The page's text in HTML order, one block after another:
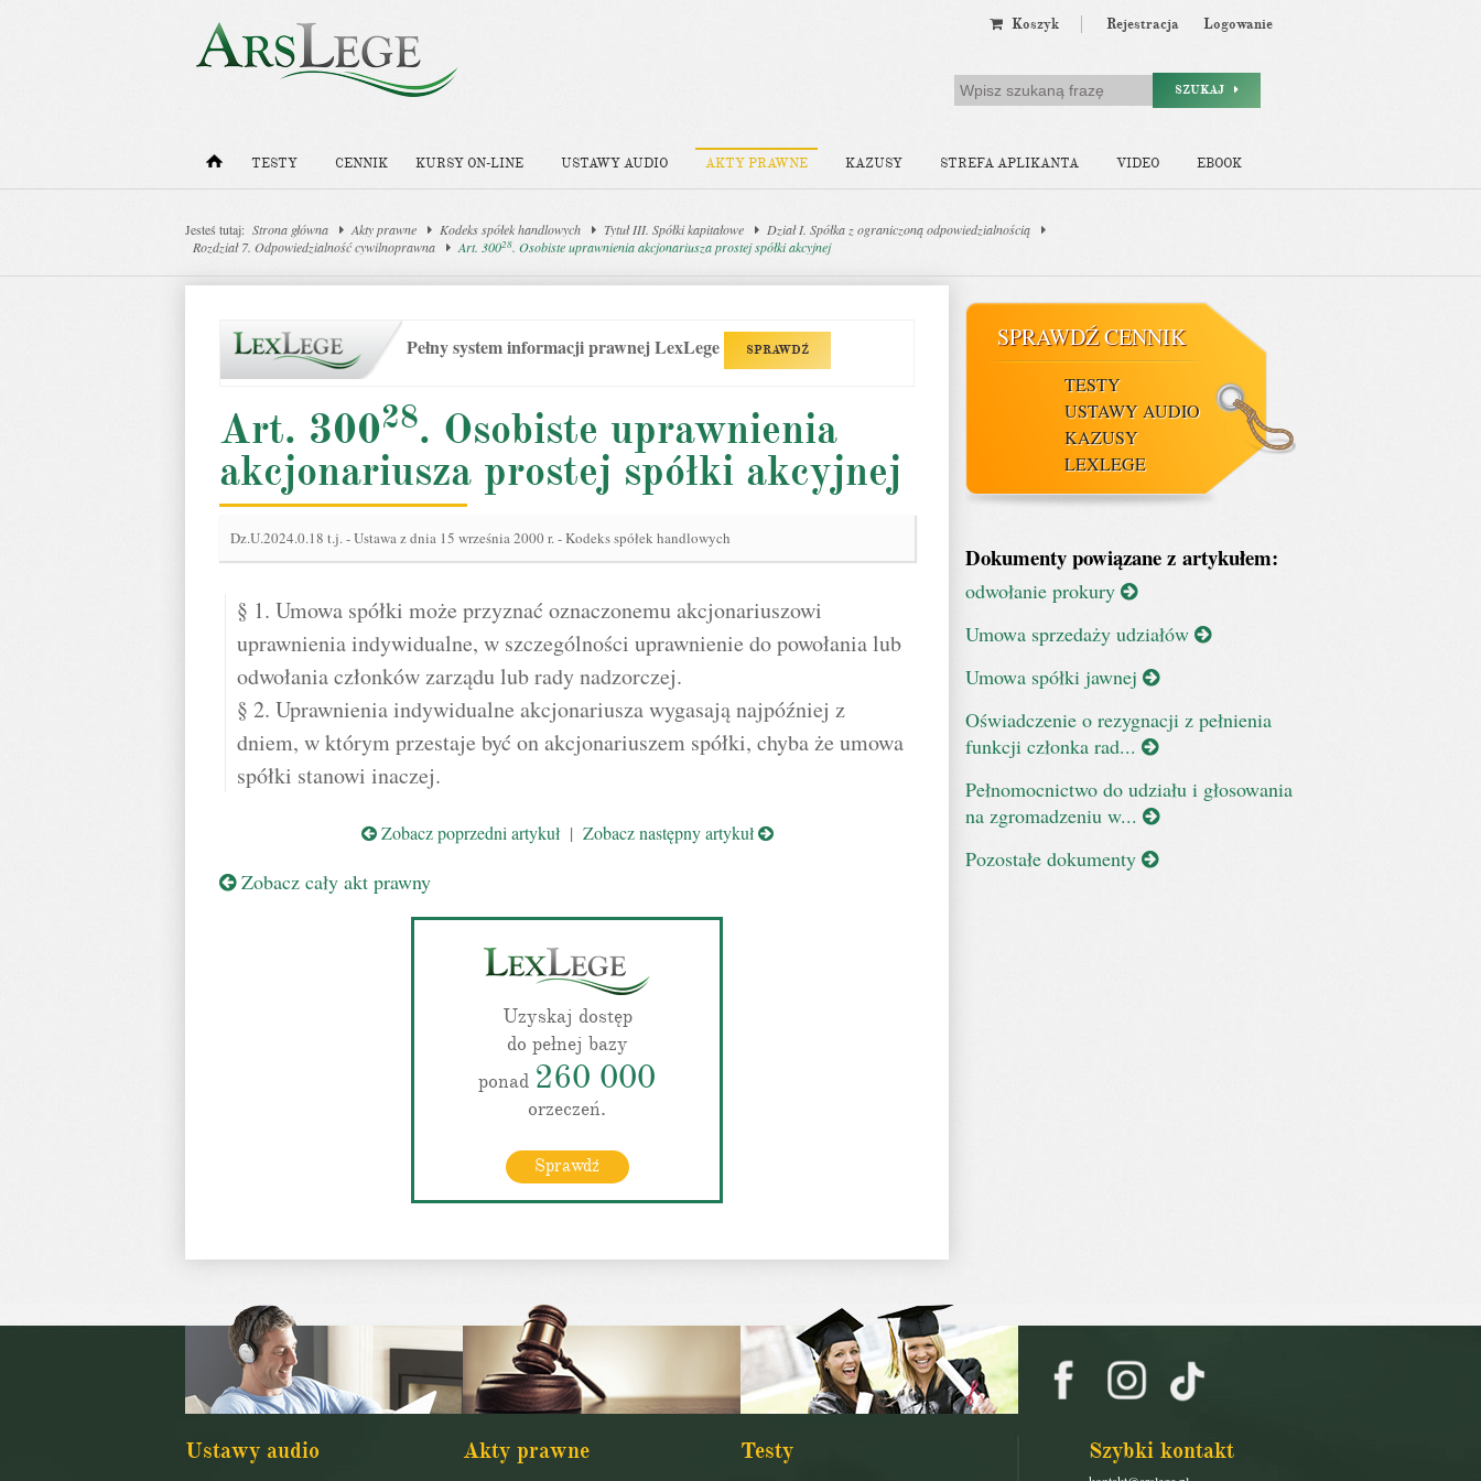
Koszyk Rejestracja Logowanie
SZUKAJ
TESTY CENNIK KURSY ON-LINE USTAWY AUDIO AKTY PRAWNE KAZUSY STREFA APLIKANTA VIDEO EBOOK
Jesteś tutaj: Strona główna Akty prawne Kodeks spółek handlowych Tytuł III. Spółki kapitałowe
Dział I. Spółka z ograniczoną odpowiedzialnością
Rozdział 7. Odpowiedzialność cywilnoprawna
Art. 30028. Osobiste uprawnienia akcjonariusza prostej spółki akcyjnej
Pełny system informacji prawnej LexLege SPRAWDŹ
Art. 30028. Osobiste uprawnienia
akcjonariusza prostej spółki akcyjnej
Dz.U.2024.0.18 t.j.-Ustawa z dnia 15 września 2000 r. - Kodeks spółek handlowych
§ 1. Umowa spółki może przyznać oznaczonemu akcjonariuszowi
uprawnienia indywidualne, w szczególności uprawnienie do powołania lub
odwołania członków zarządu lub rady nadzorczej.
§ 2. Uprawnienia indywidualne akcjonariusza wygasają najpóźniej z
dniem, w którym przestaje być on akcjonariuszem spółki, chyba że umowa
spółki stanowi inaczej.
Zobacz poprzedni artykuł| Zobacz następny artykuł
Zobacz cały akt prawny
Uzyskaj dostęp
do pełnej bazy
ponad 260 000
orzeczeń.
Sprawdź
SPRAWDŹ CENNIK
TESTY
USTAWY AUDIO
KAZUSY
LEXLEGE
Dokumenty powiązane z artykułem:
odwołanie prokury
Umowa sprzedaży udziałów
Umowa spółki jawnej
Oświadczenie o rezygnacji z pełnienia
funkcji członka rad...
Pełnomocnictwo do udziału i głosowania
na zgromadzeniu w...
Pozostałe dokumenty
Ustawy audio Akty prawne Testy Szybki kontakt